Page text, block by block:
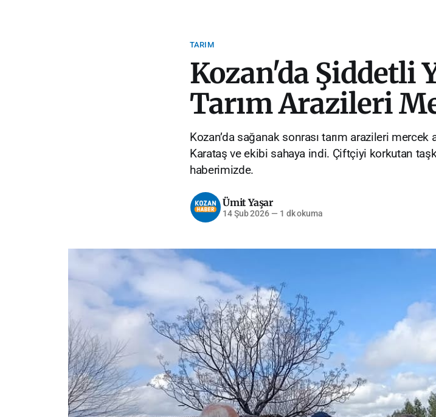
TARIM
Kozan'da Şiddetli
Tarım Arazileri
Kozan’da sağanak sonrası tarım arazileri mercek
Karataş ve ekibi sahaya indi. Çiftçiyi korkutan
haberimizde.
Ümit Yaşar
14 Şub 2026 — 1 dk okuma